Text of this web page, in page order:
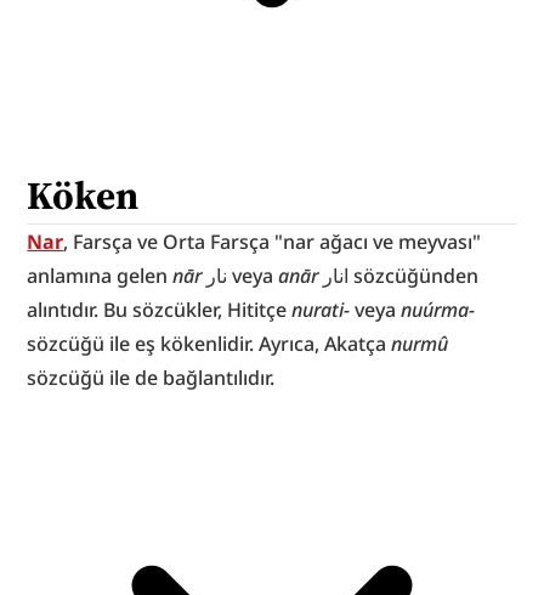
Köken
Nar, Farsça ve Orta Farsça "nar ağacı ve meyvası"
anlamına gelen nār نار veya anār انار sözcüğünden
alıntıdır. Bu sözcükler, Hititçe nurati- veya nuúrma-
sözcüğü ile eş kökenlidir. Ayrıca, Akatça nurmû
sözcüğü ile de bağlantılıdır.